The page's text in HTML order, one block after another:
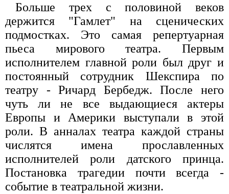
Больше трех с половиной веков
держится "Гамлет" на сценических
подмостках. Это самая репертуарная
пьеса мирового театра. Первым
исполнителем главной роли был друг и
постоянный сотрудник Шекспира по
театру - Ричард Бербедж. После него
чуть ли не все выдающиеся актеры
Европы и Америки выступали в этой
роли. В анналах театра каждой страны
числятся имена прославленных
исполнителей роли датского принца.
Постановка трагедии почти всегда -
событие в театральной жизни.